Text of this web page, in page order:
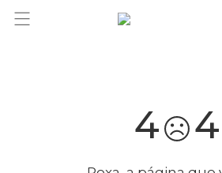
você merece 30% OFF pra comemorar
4 4